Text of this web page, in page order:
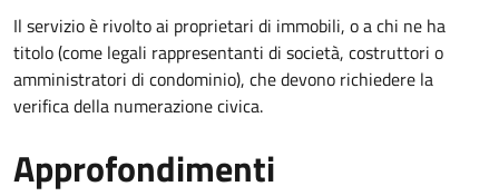
Il servizio è rivolto ai proprietari di immobili, o a chi ne ha
titolo (come legali rappresentanti di società, costruttori o
amministratori di condominio), che devono richiedere la
verifica della numerazione civica.
Approfondimenti